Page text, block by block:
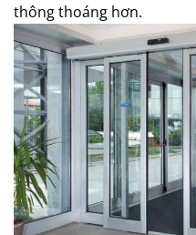
thông thoáng hơn.